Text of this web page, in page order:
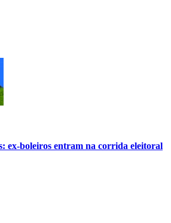
ex-boleiros entram na corrida eleitoral